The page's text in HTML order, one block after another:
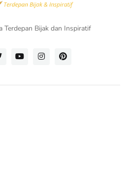
Terdepan Bijak dan Inspiratif